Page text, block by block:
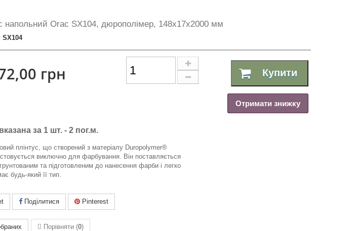
напольний Orac SX104, дюрополімер, 148х17х2000 мм
SX104
грн Купити
Отримати знижку
за 1 шт. - 2 пог.м.
плінтус, що створений з матеріалу Duropolymer®
виключно для фарбування. Він поставляється
та підготовленим до нанесення фарби і легко
будь-який її тип.
Поділитися Pinterest
Порівняти (0)